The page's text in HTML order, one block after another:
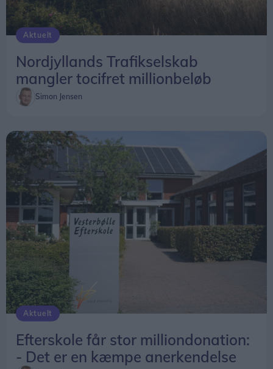
Aktuelt
Nordjyllands Trafikselskab
mangler tocifret millionbeløb
Simon Jensen
Aktuelt
Efterskole får stor milliondonation:
- Det er en kæmpe anerkendelse